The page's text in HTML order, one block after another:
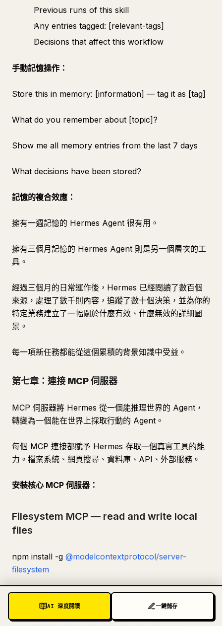
Previous runs of this skill
Any entries tagged: [relevant-tags]
Decisions that affect this workflow
手動記憶操作：
Store this in memory: [information] — tag it as [tag]
What do you remember about [topic]?
Show me all memory entries from the last 7 days
What decisions have been stored?
記憶的複合效應：
擁有一週記憶的 Hermes Agent 很有用。
擁有三個月記憶的 Hermes Agent 則是另一個層次的工
具。
經過三個月的日常運作後，Hermes 已經閱讀了數百個
來源，處理了數千則內容，追蹤了數十個決策，並為你的
特定業務建立了一幅關於什麼有效、什麼無效的詳細圖
景。
每一項新任務都能從這個累積的背景知識中受益。
第七章：連接 MCP 伺服器
MCP 伺服器將 Hermes 從一個能推理世界的 Agent，
轉變為一個能在世界上採取行動的 Agent。
每個 MCP 連接都賦予 Hermes 存取一個真實工具的能
力。檔案系統、網頁搜尋、資料庫、API、外部服務。
安裝核心 MCP 伺服器：
Filesystem MCP — read and write local
files
npm install -g @modelcontextprotocol/server-
filesystem
Web search — real-time Brave Search
AI 深度閱讀 一鍵儲存